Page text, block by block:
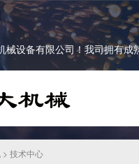
械设备有限公司！我司拥有
> 技术中心